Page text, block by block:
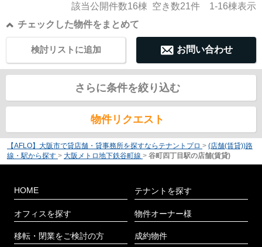
該当公開件数16棟 空き数21件 1-16棟表示
チェックした物件をまとめて
お問い合わせ
検討リストに追加
さらに条件を絞り込む
物件リクエスト
【AFLO】大阪市で貸店舗・貸事務所を探すならテナントプロ > (店舗(賃貸))路
線・駅から探す > 大阪メトロ地下鉄谷町線 > 谷町四丁目駅の店舗(賃貸)
HOME
オフィスを探す
移転・閉業をご検討の方
テナントを探す
物件オーナー様
成約物件